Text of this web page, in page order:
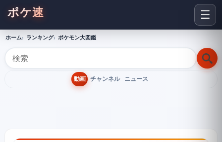
☰
ポケ速
ホーム ランキング ポケモン大図鑑
動画 チャンネル ニュース